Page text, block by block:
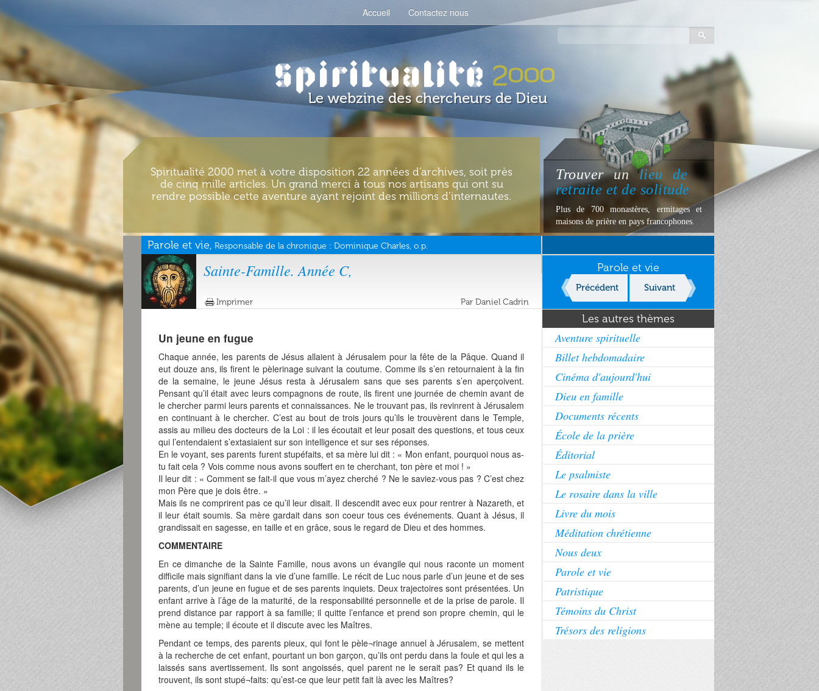
Accueil Contactez nous
Spiritualité 2000 met à votre disposition 22 années d’archives, soit près
de cinq mille articles. Un grand merci à tous nos artisans qui ont su
rendre possible cette aventure ayant rejoint des millions d’internautes.
Trouver un lieu
de
retraite et de solitude
Plus de 700 monastères, ermitages et
maisons de prière en pays francophones.
Parole et vie, Responsable de la chronique : Dominique Charles, o.p.
Sainte-Famille. Année C,
Imprimer Par Daniel Cadrin
Un jeune en fugue
Chaque année, les parents de Jésus allaient à Jérusalem pour la fête de la Pâque. Quand il
eut douze ans, ils firent le pèlerinage suivant la coutume. Comme ils s’en retournaient à la fin
de la semaine, le jeune Jésus resta à Jérusalem sans que ses parents s’en aperçoivent.
Pensant qu’il était avec leurs compagnons de route, ils firent une journée de chemin avant de
le chercher parmi leurs parents et connaissances. Ne le trouvant pas, ils revinrent à Jérusalem
en continuant à le chercher. C’est au bout de trois jours qu’ils le trouvèrent dans le Temple,
assis au milieu des docteurs de la Loi : il les écoutait et leur posait des questions, et tous ceux
qui l’entendaient s’extasiaient sur son intelligence et sur ses réponses.
En le voyant, ses parents furent stupéfaits, et sa mère lui dit : « Mon enfant, pourquoi nous as-
tu fait cela ? Vois comme nous avons souffert en te cherchant, ton père et moi ! »
Il leur dit : « Comment se fait-il que vous m’ayez cherché ? Ne le saviez-vous pas ? C’est chez
mon Père que je dois être. »
Mais ils ne comprirent pas ce qu’il leur disait. Il descendit avec eux pour rentrer à Nazareth, et
il leur était soumis. Sa mère gardait dans son coeur tous ces événements. Quant à Jésus, il
grandissait en sagesse, en taille et en grâce, sous le regard de Dieu et des hommes.
COMMENTAIRE
En ce dimanche de la Sainte Famille, nous avons un évangile qui nous raconte un moment
difficile mais signifiant dans la vie d’une famille. Le récit de Luc nous parle d’un jeune et de ses
parents, d’un jeune en fugue et de ses parents inquiets. Deux trajectoires sont présentées. Un
enfant arrive à l’âge de la maturité, de la responsabilité personnelle et de la prise de parole. Il
prend distance par rapport à sa famille; il quitte l’enfance et prend son propre chemin, qui le
mène au temple; il écoute et il discute avec les Maîtres.
Pendant ce temps, des parents pieux, qui font le pèle¬rinage annuel à Jérusalem, se mettent
à la recherche de cet enfant, pourtant un bon garçon, qu’ils ont perdu dans la foule et qui les a
laissés sans avertissement. Ils sont angoissés, quel parent ne le serait pas? Et quand ils le
trouvent, ils sont stupé¬faits: qu’est-ce que leur petit fait là avec les Maîtres?
Parole et vie
Précédent Suivant
Les autres thèmes
Aventure spirituelle
Billet hebdomadaire
Cinéma d'aujourd'hui
Dieu en famille
Documents récents
École de la prière
Éditorial
Le psalmiste
Le rosaire dans la ville
Livre du mois
Méditation chrétienne
Nous deux
Parole et vie
Patristique
Témoins du Christ
Trésors des religions